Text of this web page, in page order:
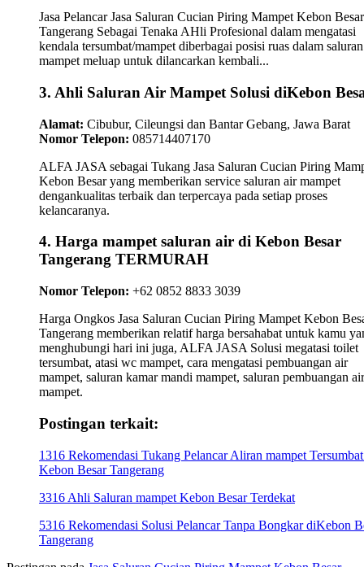
Jasa Pelancar Jasa Saluran Cucian Piring Mampet Kebon Besar
Tangerang Sebagai Tenaka AHli Profesional dalam mengatasi
kendala tersumbat/mampet diberbagai posisi ruas dalam
mampet meluap untuk dilancarkan kembali...
3. Ahli Saluran Air Mampet Solusi diKebon
Alamat: Cibubur, Cileungsi dan Bantar Gebang, Jawa Barat
Nomor Telepon: 085714407170
ALFA JASA sebagai Tukang Jasa Saluran Cucian Piring
Kebon Besar yang memberikan service saluran air mampet
dengankualitas terbaik dan terpercaya pada setiap proses
kelancaranya.
4. Harga mampet saluran air di Kebon Besar
Tangerang TERMURAH
Nomor Telepon: +62 0852 8833 3039
Harga Ongkos Jasa Saluran Cucian Piring Mampet Kebon
Tangerang memberikan relatif harga bersahabat untuk kamu
menghubungi hari ini juga, ALFA JASA Solusi megatasi toilet
tersumbat, atasi wc mampet, cara mengatasi pembuangan air
mampet, saluran kamar mandi mampet, saluran pembuangan air
mampet.
Postingan terkait:
1316 Rekomendasi Tukang Pelancar Aliran mampet
Kebon Besar Tangerang
3316 Ahli Saluran mampet Kebon Besar Terdekat
5316 Rekomendasi Solusi Pelancar Tanpa Bongkar diKebon
Tangerang